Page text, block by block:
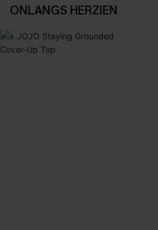
ONLANGS HERZIEN